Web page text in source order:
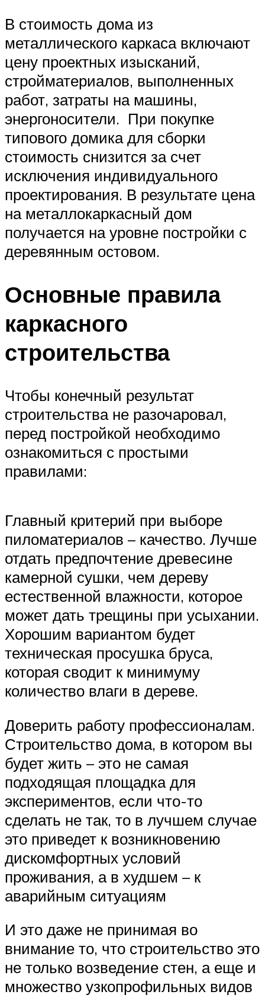
В стоимость дома из
металлического каркаса включают
цену проектных изысканий,
стройматериалов, выполненных
работ, затраты на машины,
энергоносители. При покупке
типового домика для сборки
стоимость снизится за счет
исключения индивидуального
проектирования. В результате цена
на металлокаркасный дом
получается на уровне постройки с
деревянным остовом.
Основные правила
каркасного
строительства
Чтобы конечный результат
строительства не разочаровал,
перед постройкой необходимо
ознакомиться с простыми
правилами:
Главный критерий при выборе
пиломатериалов – качество. Лучше
отдать предпочтение древесине
камерной сушки, чем дереву
естественной влажности, которое
может дать трещины при усыхании.
Хорошим вариантом будет
техническая просушка бруса,
которая сводит к минимуму
количество влаги в дереве.
Доверить работу профессионалам.
Строительство дома, в котором вы
будет жить – это не самая
подходящая площадка для
экспериментов, если что-то
сделать не так, то в лучшем случае
это приведет к возникновению
дискомфортных условий
проживания, а в худшем – к
аварийным ситуациям
И это даже не принимая во
внимание то, что строительство это
не только возведение стен, а еще и
множество узкопрофильных видов